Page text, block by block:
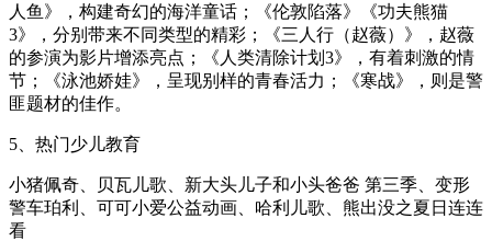
人鱼》，构建奇幻的海洋童话；《伦敦陷落》《功夫熊猫
3》，分别带来不同类型的精彩；《三人行（赵薇）》，赵薇
的参演为影片增添亮点；《人类清除计划3》，有着刺激的情
节；《泳池娇娃》，呈现别样的青春活力；《寒战》，则是警
匪题材的佳作。
5、热门少儿教育
小猪佩奇、贝瓦儿歌、新大头儿子和小头爸爸 第三季、变形
警车珀利、可可小爱公益动画、哈利儿歌、熊出没之夏日连连
看